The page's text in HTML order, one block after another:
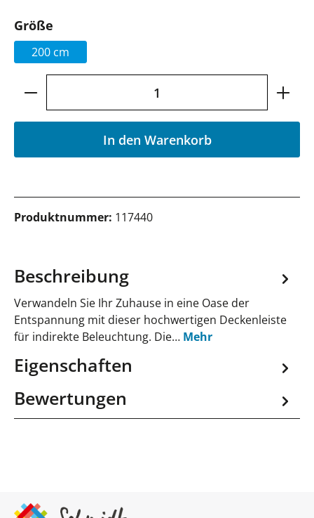
Größe
200 cm
Produkt Anzahl: Gib den gewünschten
In den Warenkorb
Produktnummer: 117440
Beschreibung
Verwandeln Sie Ihr Zuhause in eine Oase der
Entspannung mit dieser hochwertigen Deckenleiste
für indirekte Beleuchtung. Die… Mehr
Eigenschaften
Bewertungen